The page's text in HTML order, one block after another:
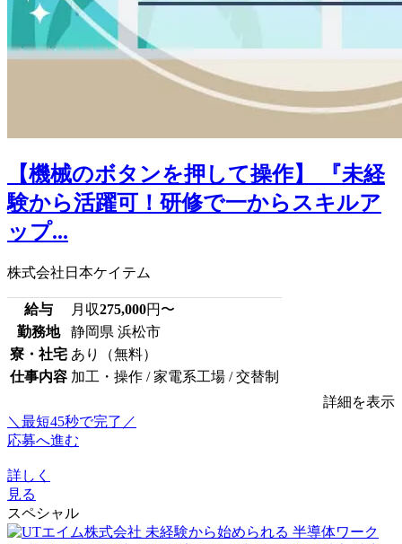
【機械のボタンを押して操作】 『未経
験から活躍可！研修で一からスキルア
ップ...
株式会社日本ケイテム
給与 月収275,000円〜
勤務地
静岡県 浜松市
寮・社宅 あり（無料）
仕事内容 加工・操作 / 家電系工場 / 交替制
詳細を表示
＼最短45秒で完了／
応募へ進む
詳しく
見る
スペシャル